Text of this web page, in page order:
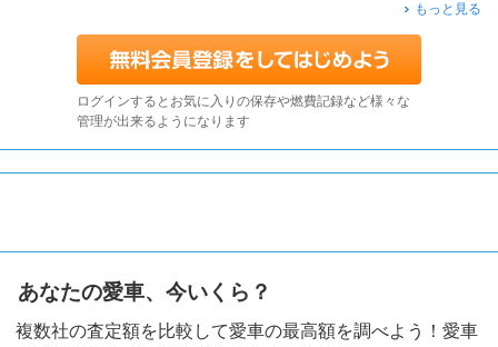
もっと見る
ログインするとお気に入りの保存や燃費記録など様々な
管理が出来るようになります
あなたの愛車、今いくら？
複数社の査定額を比較して愛車の最高額を調べよう！愛車